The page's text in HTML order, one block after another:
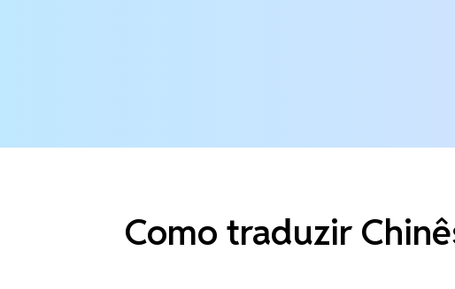
Como traduzir